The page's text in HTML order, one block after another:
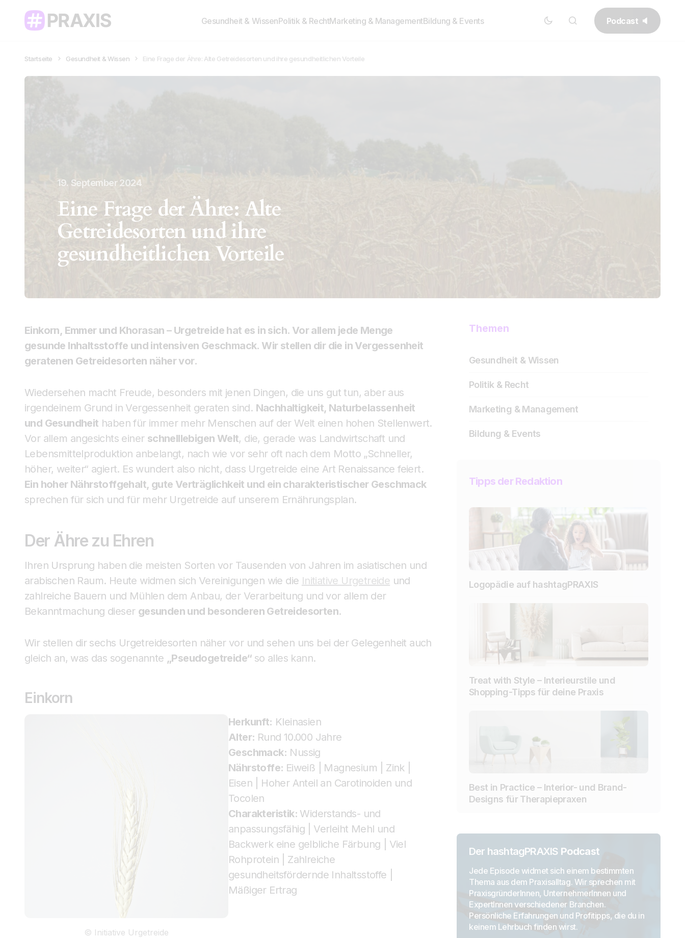
Gesundheit & WissenPolitik & RechtMarketing & ManagementBildung & Events Podcast 🔈
Startseite Gesundheit & Wissen Eine Frage der Ähre: Alte Getreidesorten und ihre gesundheitlichen Vorteile
19. September 2024
Eine Frage der Ähre: Alte
Getreidesorten und ihre
gesundheitlichen Vorteile
Einkorn, Emmer und Khorasan – Urgetreide hat es in sich. Vor allem jede Menge
gesunde Inhaltsstoffe und intensiven Geschmack. Wir stellen dir die in Vergessenheit
geratenen Getreidesorten näher vor.
Wiedersehen macht Freude, besonders mit jenen Dingen, die uns gut tun, aber aus
irgendeinem Grund in Vergessenheit geraten sind. Nachhaltigkeit, Naturbelassenheit
und Gesundheit haben für immer mehr Menschen auf der Welt einen hohen Stellenwert.
Vor allem angesichts einer schnelllebigen Welt, die, gerade was Landwirtschaft und
Lebensmittelproduktion anbelangt, nach wie vor sehr oft nach dem Motto „Schneller,
höher, weiter“ agiert. Es wundert also nicht, dass Urgetreide eine Art Renaissance feiert.
Ein hoher Nährstoffgehalt, gute Verträglichkeit und ein charakteristischer Geschmack
sprechen für sich und für mehr Urgetreide auf unserem Ernährungsplan.
Der Ähre zu Ehren
Ihren Ursprung haben die meisten Sorten vor Tausenden von Jahren im asiatischen und
arabischen Raum. Heute widmen sich Vereinigungen wie die Initiative Urgetreide und
zahlreiche Bauern und Mühlen dem Anbau, der Verarbeitung und vor allem der
Bekanntmachung dieser gesunden und besonderen Getreidesorten.
Wir stellen dir sechs Urgetreidesorten näher vor und sehen uns bei der Gelegenheit auch
gleich an, was das sogenannte „Pseudogetreide“ so alles kann.
Einkorn
© Initiative Urgetreide
Herkunft: Kleinasien
Alter: Rund 10.000 Jahre
Geschmack: Nussig
Nährstoffe: Eiweiß | Magnesium | Zink |
Eisen | Hoher Anteil an Carotinoiden und
Tocolen
Charakteristik: Widerstands- und
anpassungsfähig | Verleiht Mehl und
Backwerk eine gelbliche Färbung | Viel
Rohprotein | Zahlreiche
gesundheitsfördernde Inhaltsstoffe |
Mäßiger Ertrag
Themen
Gesundheit & Wissen
Politik & Recht
Marketing & Management
Bildung & Events
Tipps der Redaktion
Logopädie auf hashtagPRAXIS
Treat with Style – Interieurstile und
Shopping-Tipps für deine Praxis
Best in Practice – Interior- und Brand-
Designs für Therapiepraxen
Der hashtagPRAXIS Podcast
Jede Episode widmet sich einem bestimmten
Thema aus dem Praxisalltag. Wir sprechen mit
PraxisgründerInnen, UnternehmerInnen und
ExpertInnen verschiedener Branchen.
Persönliche Erfahrungen und Profitipps, die du in
keinem Lehrbuch finden wirst.